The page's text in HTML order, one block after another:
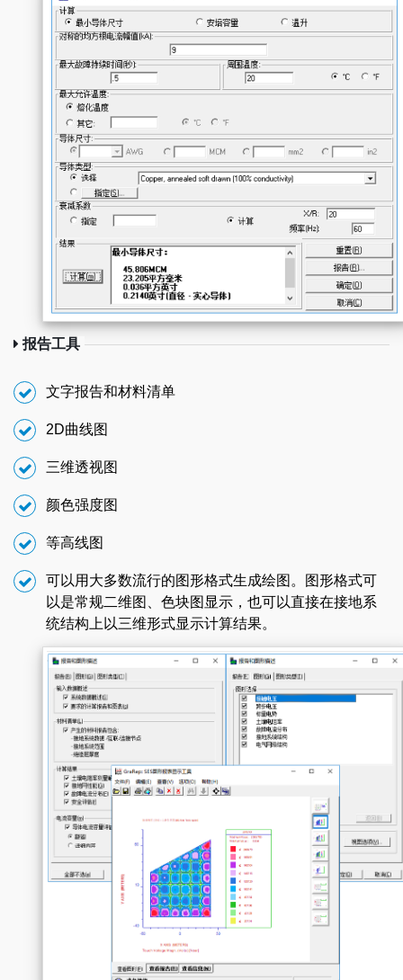
报告工具
文字报告和材料清单
2D曲线图
三维透视图
颜色强度图
等高线图
可以用大多数流行的图形格式生成绘图。图形格式可
以是常规二维图、色块图显示，也可以直接在接地系
统结构上以三维形式显示计算结果。